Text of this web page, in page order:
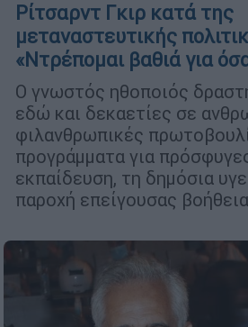
Ρίτσαρντ Γκιρ κατά της
μεταναστευτικής
«Ντρέπομαι βαθιά για
Ο γνωστός ηθοποιός
εδώ και δεκαετίες σε
φιλανθρωπικές
προγράμματα για
εκπαίδευση, τη δημόσια
παροχή επείγουσας